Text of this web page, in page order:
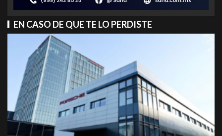
EN CASO DE QUE TE LO PERDISTE